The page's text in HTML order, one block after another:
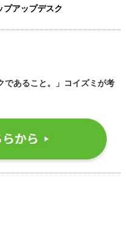
プアップデスク
であること。」コイズミが考